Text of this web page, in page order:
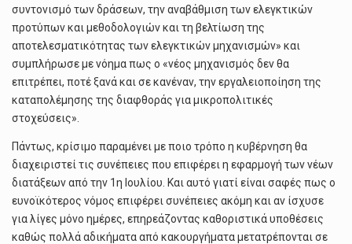
συντονισμό των δράσεων, την αναβάθμιση των ελεγκτικών
προτύπων και μεθοδολογιών και τη βελτίωση της
αποτελεσματικότητας των ελεγκτικών μηχανισμών» και
συμπλήρωσε με νόημα πως ο «νέος μηχανισμός δεν θα
επιτρέπει, ποτέ ξανά και σε κανέναν, την εργαλειοποίηση της
καταπολέμησης της διαφθοράς για μικροπολιτικές
στοχεύσεις».
Πάντως, κρίσιμο παραμένει με ποιο τρόπο η κυβέρνηση θα
διαχειριστεί τις συνέπειες που επιφέρει η εφαρμογή των νέων
διατάξεων από την 1η Ιουλίου. Και αυτό γιατί είναι σαφές πως ο
ευνοϊκότερος νόμος επιφέρει συνέπειες ακόμη και αν ίσχυσε
για λίγες μόνο ημέρες, επηρεάζοντας καθοριστικά υποθέσεις
καθώς πολλά αδικήματα από κακουργήματα μετατρέπονται σε